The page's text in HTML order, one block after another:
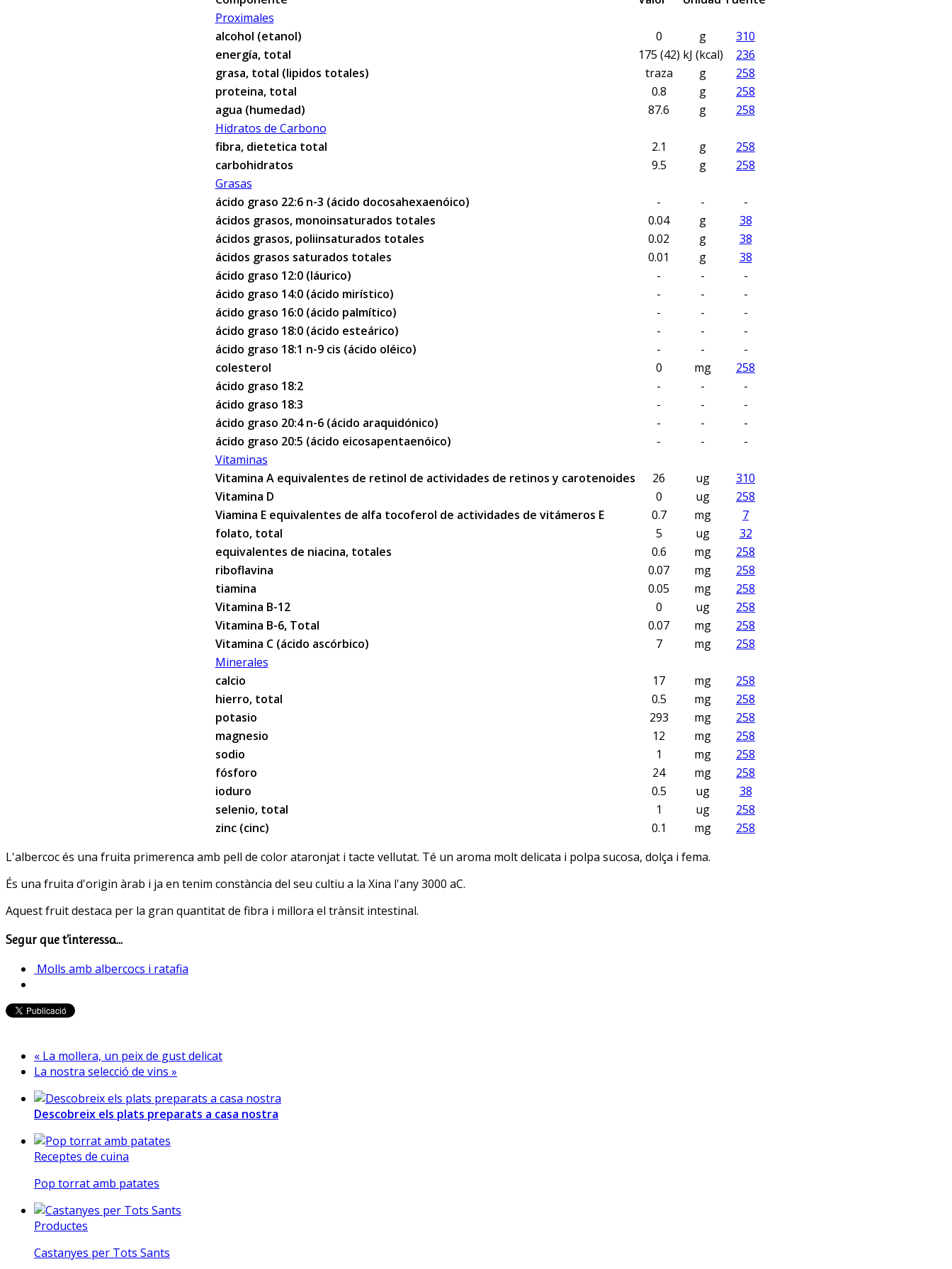
Proximales
alcohol (etanol)
0 g
310
energía, total
175 (42) kJ (kcal)
236
grasa, total (lipidos totales)
traza g
258
proteina, total
0.8 g
258
agua (humedad)
87.6 g
258
Hidratos de Carbono
fibra, dietetica total
2.1 g
258
carbohidratos
9.5 g
258
Grasas
ácido graso 22:6 n-3 (ácido docosahexaenóico)
- -
-
ácidos grasos, monoinsaturados totales
0.04 g
38
ácidos grasos, poliinsaturados totales
0.02 g
38
ácidos grasos saturados totales
0.01 g
38
ácido graso 12:0 (láurico)
- -
-
ácido graso 14:0 (ácido mirístico)
- -
-
ácido graso 16:0 (ácido palmítico)
- -
-
ácido graso 18:0 (ácido esteárico)
- -
-
ácido graso 18:1 n-9 cis (ácido oléico)
- -
-
colesterol
0 mg
258
ácido graso 18:2
- -
-
ácido graso 18:3
- -
-
ácido graso 20:4 n-6 (ácido araquidónico)
- -
-
ácido graso 20:5 (ácido eicosapentaenóico)
- -
-
Vitaminas
Vitamina A equivalentes de retinol de actividades de retinos y carotenoides
26 ug
310
Vitamina D
0 ug
258
Viamina E equivalentes de alfa tocoferol de actividades de vitámeros E
0.7 mg
7
folato, total
5 ug
32
equivalentes de niacina, totales
0.6 mg
258
riboflavina
0.07 mg
258
tiamina
0.05 mg
258
Vitamina B-12
0 ug
258
Vitamina B-6, Total
0.07 mg
258
Vitamina C (ácido ascórbico)
7 mg
258
Minerales
calcio
17 mg
258
hierro, total
0.5 mg
258
potasio
293 mg
258
magnesio
12 mg
258
sodio
1 mg
258
fósforo
24 mg
258
ioduro
0.5 ug
38
selenio, total
1 ug
258
zinc (cinc)
0.1 mg
258
L'albercoc és una fruita primerenca amb pell de color ataronjat i tacte vellutat. Té un aroma molt delicata i polpa sucosa, dolça i fema.
És una fruita d'origin àrab i ja en tenim constància del seu cultiu a la Xina l'any 3000 aC.
Aquest fruit destaca per la gran quantitat de fibra i millora el trànsit intestinal.
Segur que t'interessa...
Molls amb albercocs i ratafia
« La mollera, un peix de gust delicat
La nostra selecció de vins »
Descobreix els plats preparats a casa nostra
Receptes de cuina
Pop torrat amb patates
Productes
Castanyes per Tots Sants